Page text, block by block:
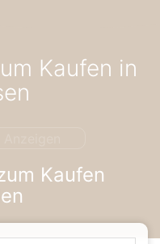
Kaufen in
Kaufen